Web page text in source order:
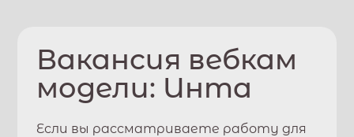
Вакансия вебкам
модели: Инта
Если вы рассматриваете работу для